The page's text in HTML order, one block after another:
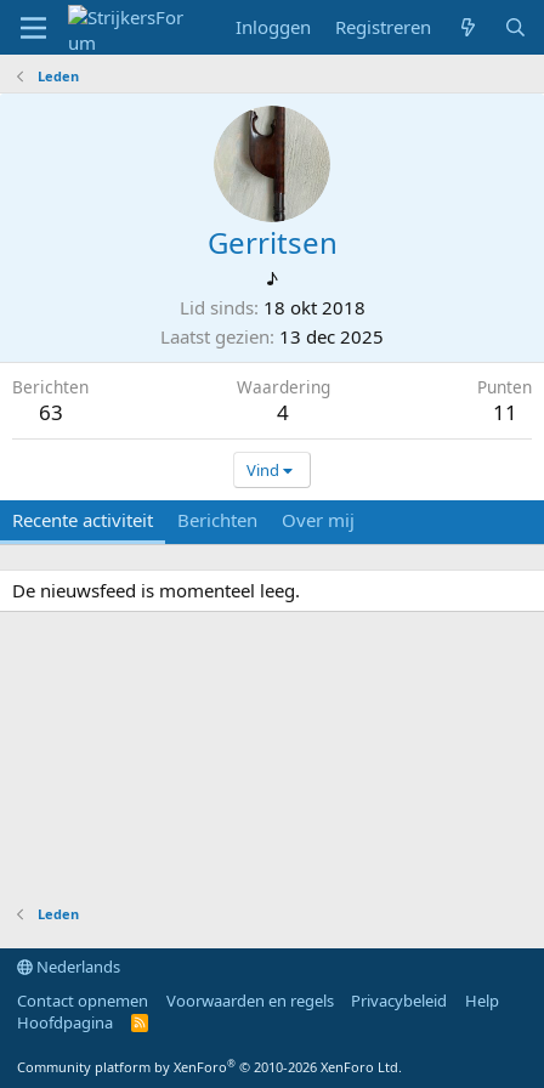
Inloggen Registreren
Leden
Gerritsen
♪
Lid sinds 18 okt 2018
Laatst gezien 13 dec 2025
Berichten
63
Waardering
4
Punten
11
Vind
Recente activiteit Berichten Over mij
De nieuwsfeed is momenteel leeg.
Leden
Nederlands
Contact opnemen
Voorwaarden en regels Privacybeleid
Help
Hoofdpagina
R
Community platform by XenForo® © 2010-2026 XenForo Ltd.